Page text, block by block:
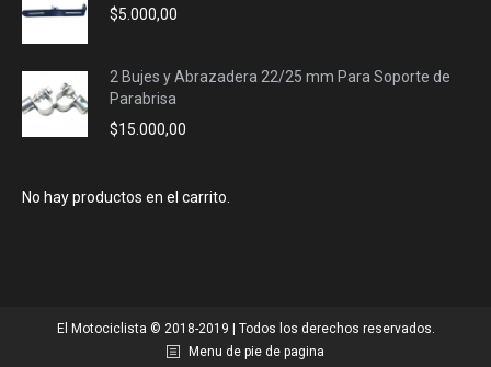
$5.000,00
2 Bujes y Abrazadera 22/25 mm Para Soporte de
Parabrisa
$15.000,00
No hay productos en el carrito.
El Motociclista © 2018-2019 | Todos los derechos reservados.
Menu de pie de pagina